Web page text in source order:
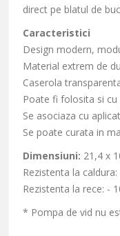
direct pe blatul de
Caracteristici
Design modern,
Material extrem de
Caserola
Poate fi folosita si
Se asociaza cu
Se poate curata in
Dimensiuni: 21,4 x
Rezistenta la caldura:
Rezistenta la rece: -
* Pompa de vid nu